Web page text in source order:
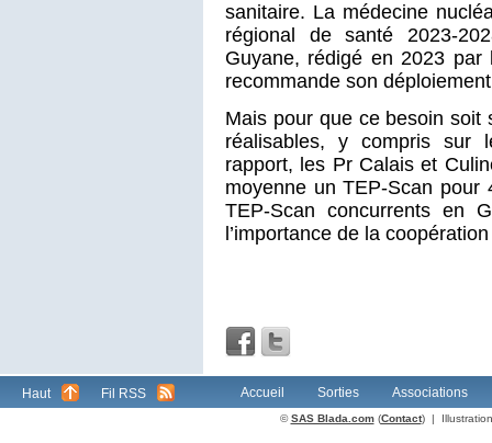
sanitaire. La médecine
régional de santé 2023-
Guyane, rédigé en 2023
recommande son
Mais pour que ce besoin soit
réalisables, y compris sur
rapport, les Pr Calais et
moyenne un TEP-Scan
TEP-Scan concurrents en
l’importance de la
Haut Fil RSS Accueil Sorties Associations
©SAS Blada.com(Contact) |